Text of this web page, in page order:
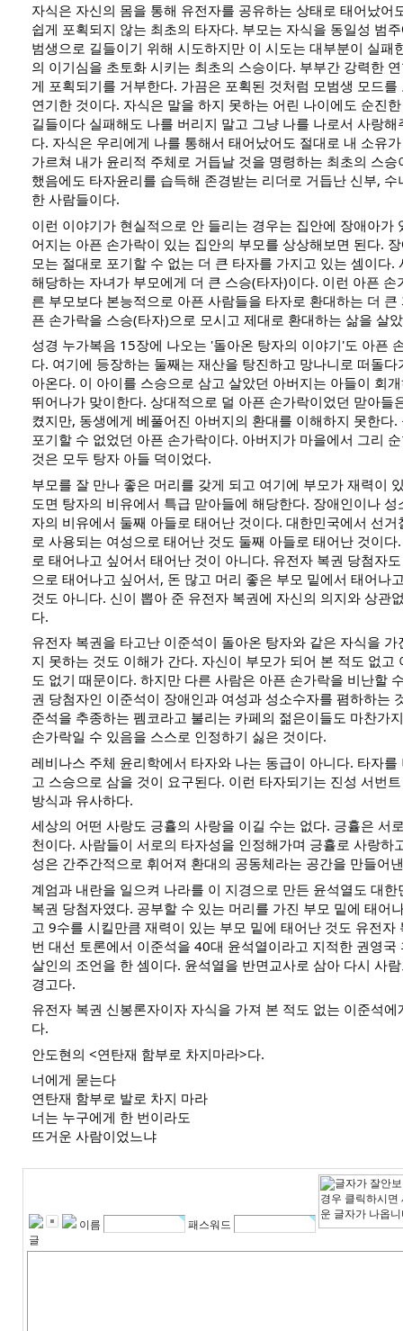
자식은 자신의 몸을 통해 유전자를 공유하는 상태로 태어났어
쉽게 포획되지 않는 최초의 타자다. 부모는 자식을 동일성 범
범생으로 길들이기 위해 시도하지만 이 시도는 대부분이 실패
의 이기심을 초토화 시키는 최초의 스승이다. 부부간 강력한
게 포획되기를 거부한다. 가끔은 포획된 것처럼 모범생 모드
연기한 것이다. 자식은 말을 하지 못하는 어린 나이에도 순진
길들이다 실패해도 나를 버리지 말고 그냥 나를 나로서 사랑
다. 자식은 우리에게 나를 통해서 태어났어도 절대로 내 소유
가르쳐 내가 윤리적 주체로 거듭날 것을 명령하는 최초의 스
했음에도 타자윤리를 습득해 존경받는 리더로 거듭난 신부,
한 사람들이다.
이런 이야기가 현실적으로 안 들리는 경우는 집안에 장애아가
어지는 아픈 손가락이 있는 집안의 부모를 상상해보면 된다.
모는 절대로 포기할 수 없는 더 큰 타자를 가지고 있는 셈이다.
해당하는 자녀가 부모에게 더 큰 스승(타자)이다. 이런 아픈
른 부모보다 본능적으로 아픈 사람들을 타자로 환대하는 더
픈 손가락을 스승(타자)으로 모시고 제대로 환대하는 삶을 살
성경 누가복음 15장에 나오는 '돌아온 탕자의 이야기'도 아픈
다. 여기에 등장하는 둘째는 재산을 탕진하고 망나니로 떠돌
아온다. 이 아이를 스승으로 삼고 살았던 아버지는 아들이 회
뛰어나가 맞이한다. 상대적으로 덜 아픈 손가락이었던 맏아들
켰지만, 동생에게 베풀어진 아버지의 환대를 이해하지 못한다
포기할 수 없었던 아픈 손가락이다. 아버지가 마을에서 그리
것은 모두 탕자 아들 덕이었다.
부모를 잘 만나 좋은 머리를 갖게 되고 여기에 부모가 재력이
도면 탕자의 비유에서 특급 맏아들에 해당한다. 장애인이나
자의 비유에서 둘째 아들로 태어난 것이다. 대한민국에서 선
로 사용되는 여성으로 태어난 것도 둘째 아들로 태어난 것이
로 태어나고 싶어서 태어난 것이 아니다. 유전자 복권 당첨자
으로 태어나고 싶어서, 돈 많고 머리 좋은 부모 밑에서 태어나
것도 아니다. 신이 뽑아 준 유전자 복권에 자신의 의지와 상관
다.
유전자 복권을 타고난 이준석이 돌아온 탕자와 같은 자식을
지 못하는 것도 이해가 간다. 자신이 부모가 되어 본 적도 없고
도 없기 때문이다. 하지만 다른 사람은 아픈 손가락을 비난할
권 당첨자인 이준석이 장애인과 여성과 성소수자를 폄하하는
준석을 추종하는 펨코라고 불리는 카페의 젊은이들도 마찬가
손가락일 수 있음을 스스로 인정하기 싫은 것이다.
레비나스 주체 윤리학에서 타자와 나는 동급이 아니다. 타자
고 스승으로 삼을 것이 요구된다. 이런 타자되기는 진성 서번
방식과 유사하다.
세상의 어떤 사랑도 긍휼의 사랑을 이길 수는 없다. 긍휼은 서
천이다. 사람들이 서로의 타자성을 인정해가며 긍휼로 사랑하
성은 간주간적으로 휘어져 환대의 공동체라는 공간을 만들어
계엄과 내란을 일으켜 나라를 이 지경으로 만든 윤석열도 대
복권 당첨자였다. 공부할 수 있는 머리를 가진 부모 밑에 태어
고 9수를 시킬만큼 재력이 있는 부모 밑에 태어난 것도 유전자
번 대선 토론에서 이준석을 40대 윤석열이라고 지적한 권영국
살인의 조언을 한 셈이다. 윤석열을 반면교사로 삼아 다시 사
경고다.
유전자 복권 신봉론자이자 자식을 가져 본 적도 없는 이준석
다.
안도현의 <연탄재 함부로 차지마라>다.
너에게 묻는다
연탄재 함부로 발로 차지 마라
너는 누구에게 한 번이라도
뜨거운 사람이었느냐
이름
패스워드
글